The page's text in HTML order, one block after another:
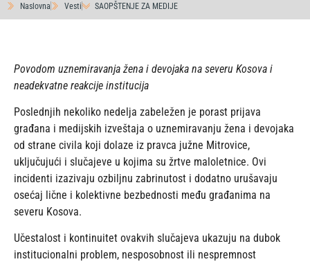
Naslovna Vesti SAOPŠTENJE ZA MEDIJE
Povodom uznemiravanja žena i devojaka na severu Kosova i
neadekvatne reakcije institucija
Poslednjih nekoliko nedelja zabeležen je porast prijava
građana i medijskih izveštaja o uznemiravanju žena i devojaka
od strane civila koji dolaze iz pravca južne Mitrovice,
uključujući i slučajeve u kojima su žrtve maloletnice. Ovi
incidenti izazivaju ozbiljnu zabrinutost i dodatno urušavaju
osećaj lične i kolektivne bezbednosti među građanima na
severu Kosova.
Učestalost i kontinuitet ovakvih slučajeva ukazuju na dubok
institucionalni problem, nesposobnost ili nespremnost